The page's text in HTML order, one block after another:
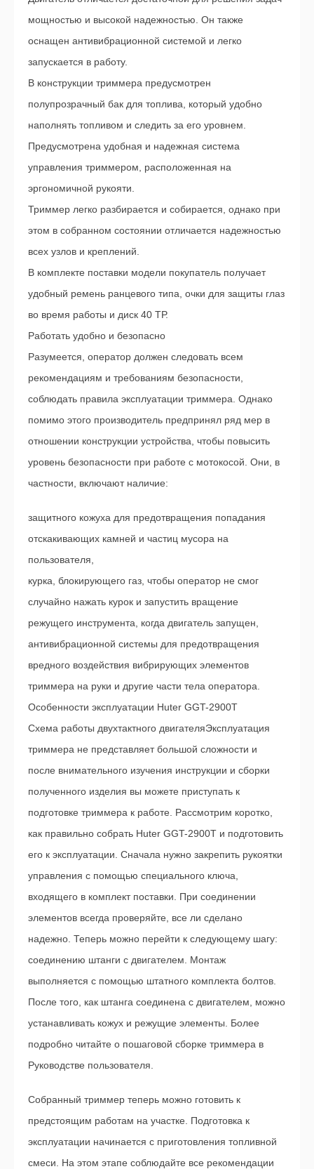
мощностью и высокой надежностью. Он также
оснащен антивибрационной системой и легко
запускается в работу.
В конструкции триммера предусмотрен
полупрозрачный бак для топлива, который удобно
наполнять топливом и следить за его уровнем.
Предусмотрена удобная и надежная система
управления триммером, расположенная на
эргономичной рукояти.
Триммер легко разбирается и собирается, однако при
этом в собранном состоянии отличается надежностью
всех узлов и креплений.
В комплекте поставки модели покупатель получает
удобный ремень ранцевого типа, очки для защиты глаз
во время работы и диск 40 ТР.
Работать удобно и безопасно
Разумеется, оператор должен следовать всем
рекомендациям и требованиям безопасности,
соблюдать правила эксплуатации триммера. Однако
помимо этого производитель предпринял ряд мер в
отношении конструкции устройства, чтобы повысить
уровень безопасности при работе с мотокосой. Они, в
частности, включают наличие:
защитного кожуха для предотвращения попадания
отскакивающих камней и частиц мусора на
пользователя,
курка, блокирующего газ, чтобы оператор не смог
случайно нажать курок и запустить вращение
режущего инструмента, когда двигатель запущен,
антивибрационной системы для предотвращения
вредного воздействия вибрирующих элементов
триммера на руки и другие части тела оператора.
Особенности эксплуатации Huter GGT-2900T
Схема работы двухтактного двигателяЭксплуатация
триммера не представляет большой сложности и
после внимательного изучения инструкции и сборки
полученного изделия вы можете приступать к
подготовке триммера к работе. Рассмотрим коротко,
как правильно собрать Huter GGT-2900T и подготовить
его к эксплуатации. Сначала нужно закрепить рукоятки
управления с помощью специального ключа,
входящего в комплект поставки. При соединении
элементов всегда проверяйте, все ли сделано
надежно. Теперь можно перейти к следующему шагу:
соединению штанги с двигателем. Монтаж
выполняется с помощью штатного комплекта болтов.
После того, как штанга соединена с двигателем, можно
устанавливать кожух и режущие элементы. Более
подробно читайте о пошаговой сборке триммера в
Руководстве пользователя.
Собранный триммер теперь можно готовить к
предстоящим работам на участке. Подготовка к
эксплуатации начинается с приготовления топливной
смеси. На этом этапе соблюдайте все рекомендации